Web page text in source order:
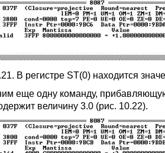
В регистре ST(0) находится
еще одну команду,
величину 3.0 (рис. 10.22).